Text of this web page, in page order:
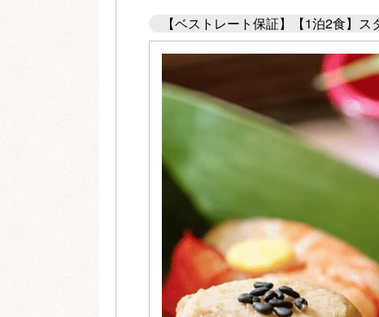
【ベストレート保証】【1泊2食】